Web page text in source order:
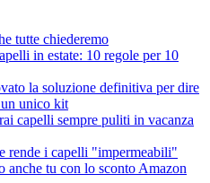
tutte chiederemo
in estate: 10 regole per 10
la soluzione definitiva per dire
unico kit
capelli sempre puliti in vacanza
rende i capelli "impermeabili"
anche tu con lo sconto Amazon